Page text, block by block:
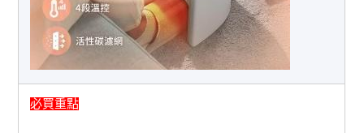
必買重點